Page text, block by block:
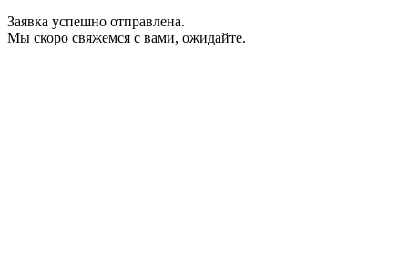
Заявка успешно отправлена.
Мы скоро свяжемся с вами, ожидайте.